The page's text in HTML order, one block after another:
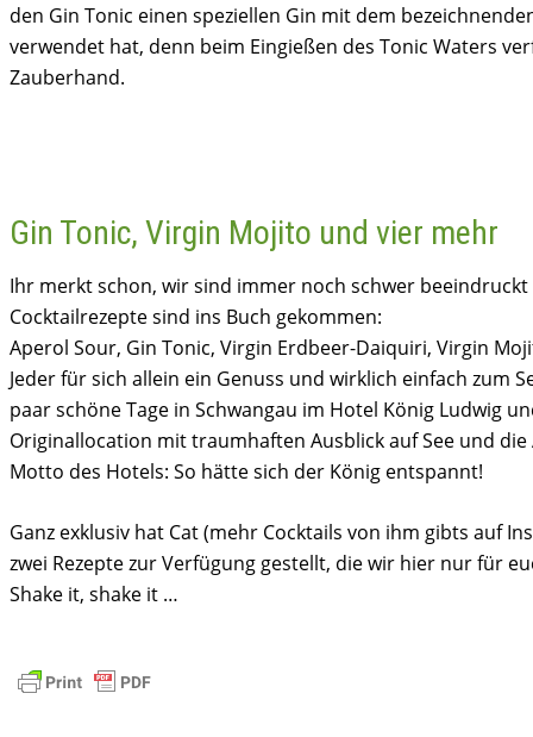
den Gin Tonic einen speziellen Gin mit dem
verwendet hat, denn beim Eingießen des Tonic Waters
Zauberhand.
Gin Tonic, Virgin Mojito und vier mehr
Ihr merkt schon, wir sind immer noch schwer
Cocktailrezepte sind ins Buch gekommen:
Aperol Sour, Gin Tonic, Virgin Erdbeer-Daiquiri, Virgin
Jeder für sich allein ein Genuss und wirklich einfach zum
paar schöne Tage in Schwangau im Hotel König Ludwig
Originallocation mit traumhaften Ausblick auf See und die
Motto des Hotels: So hätte sich der König entspannt!
Ganz exklusiv hat Cat (mehr Cocktails von ihm gibts auf
zwei Rezepte zur Verfügung gestellt, die wir hier nur für
Shake it, shake it …